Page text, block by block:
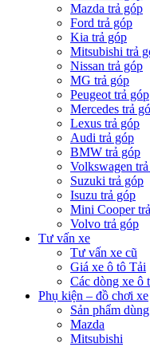
Mazda trả góp
Ford trả góp
Kia trả góp
Mitsubishi trả
Nissan trả góp
MG trả góp
Peugeot trả góp
Mercedes trả
Lexus trả góp
Audi trả góp
BMW trả góp
Volkswagen
Suzuki trả góp
Isuzu trả góp
Mini Cooper
Volvo trả góp
Tư vấn xe
Tư vấn xe cũ
Giá xe ô tô Tải
Các dòng xe ô
Phụ kiện – đồ chơi xe
Sản phẩm
Mazda
Mitsubishi